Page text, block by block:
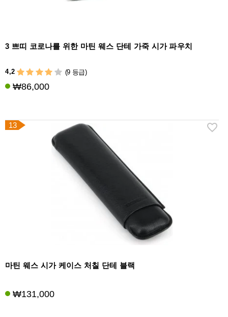
3 쁘띠 코로나를 위한 마틴 웨스 단테 가죽 시가 파우치
4,2 (9 등급)
₩86,000
13
마틴 웨스 시가 케이스 처칠 단테 블랙
₩131,000